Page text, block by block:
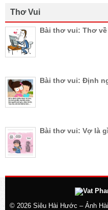
Thơ Vui
Bài thơ vui: Thơ
Bài thơ vui: Định
Bài thơ vui: Vợ là
© 2026 Siêu Hài Hước – Ảnh